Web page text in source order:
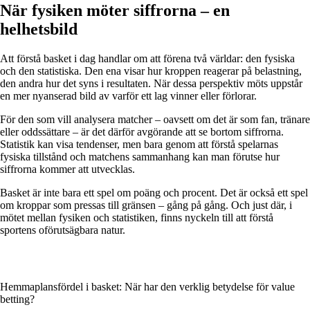
När fysiken möter siffrorna – en
helhetsbild
Att förstå basket i dag handlar om att förena två världar: den fysiska
och den statistiska. Den ena visar hur kroppen reagerar på belastning,
den andra hur det syns i resultaten. När dessa perspektiv möts uppstår
en mer nyanserad bild av varför ett lag vinner eller förlorar.
För den som vill analysera matcher – oavsett om det är som fan, tränare
eller oddssättare – är det därför avgörande att se bortom siffrorna.
Statistik kan visa tendenser, men bara genom att förstå spelarnas
fysiska tillstånd och matchens sammanhang kan man förutse hur
siffrorna kommer att utvecklas.
Basket är inte bara ett spel om poäng och procent. Det är också ett spel
om kroppar som pressas till gränsen – gång på gång. Och just där, i
mötet mellan fysiken och statistiken, finns nyckeln till att förstå
sportens oförutsägbara natur.
Hemmaplansfördel i basket: När har den verklig betydelse för value
betting?